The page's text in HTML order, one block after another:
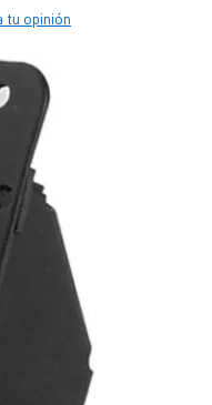
tu opinión